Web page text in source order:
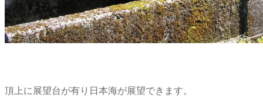
頂上に展望台が有り日本海が展望できます。